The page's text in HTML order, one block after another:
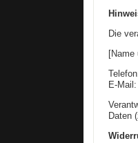
Die
[Name
E-
Daten